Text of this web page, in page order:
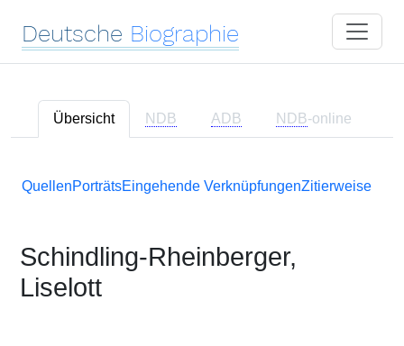
Deutsche Biographie
Übersicht NDB ADB NDB-online
QuellenPorträtsEingehende VerknüpfungenZitierweise
Schindling-Rheinberger,
Liselott